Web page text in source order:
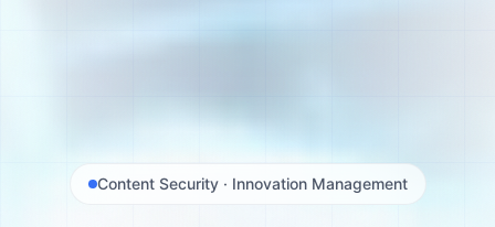
Content Security · Innovation Management